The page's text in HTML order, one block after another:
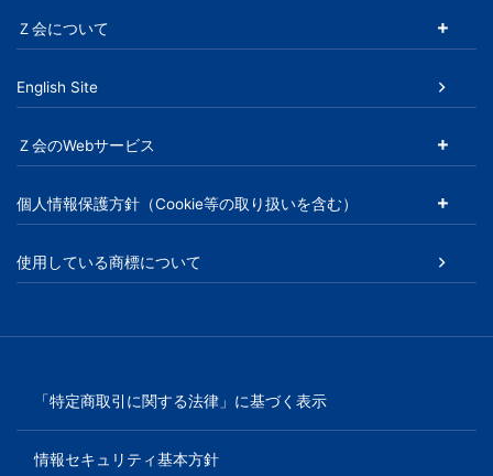
学
受
験
生・
学
生・
会
Ｚ会について
English Site
Ｚ会のWebサービス
個人情報保護方針（Cookie等の取り扱いを含む）
使用している商標について
「特定商取引に関する法律」に基づく表示
情報セキュリティ基本方針